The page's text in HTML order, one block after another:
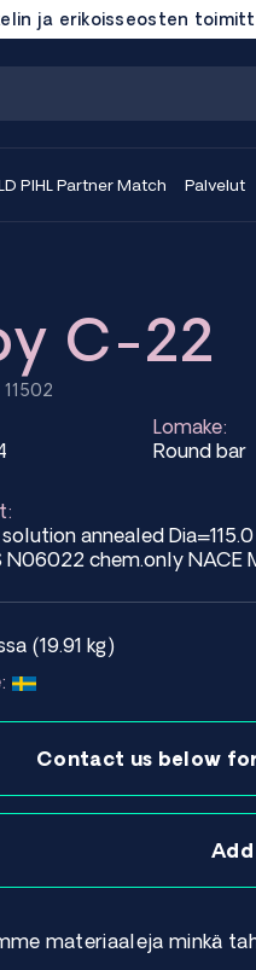
ja erikoisseosten
PIHL Partner Match Palvelut
C-22
11502
Lomake:
Round bar
annealed
N06022 chem.only NACE
(19.91 kg)
Contact us below
materiaaleja minkä